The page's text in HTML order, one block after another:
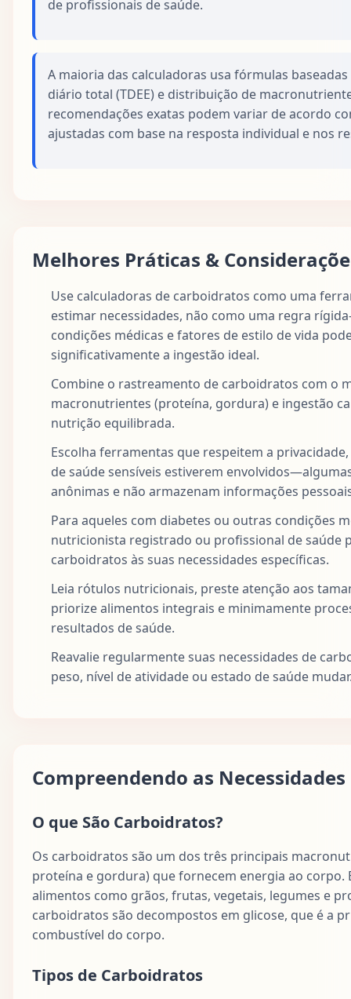
de profissionais de saúde.
A maioria das calculadoras usa fórmulas
diário total (TDEE) e distribuição de
recomendações exatas podem variar de acordo
ajustadas com base na resposta individual e nos
Melhores Práticas &
Use calculadoras de carboidratos como uma
estimar necessidades, não como uma regra
condições médicas e fatores de estilo de vida
significativamente a ingestão ideal.
Combine o rastreamento de carboidratos com o
macronutrientes (proteína, gordura) e ingestão
nutrição equilibrada.
Escolha ferramentas que respeitem a
de saúde sensíveis estiverem
anônimas e não armazenam informações
Para aqueles com diabetes ou outras condições
nutricionista registrado ou profissional de saúde
carboidratos às suas necessidades específicas.
Leia rótulos nutricionais, preste atenção aos
priorize alimentos integrais e minimamente
resultados de saúde.
Reavalie regularmente suas necessidades de
peso, nível de atividade ou estado de saúde
Compreendendo as
O que São Carboidratos?
Os carboidratos são um dos três principais
proteína e gordura) que fornecem energia ao corpo.
alimentos como grãos, frutas, vegetais, legumes e
carboidratos são decompostos em glicose, que é a
combustível do corpo.
Tipos de Carboidratos